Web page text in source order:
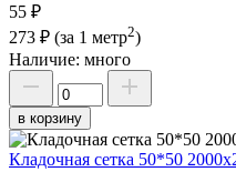
55 ₽
273 ₽ (за 1 метр2)
Наличие: много
в корзину
Кладочная сетка 50*50